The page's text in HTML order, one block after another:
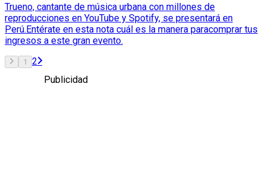
Trueno, cantante de música urbana con millones de
reproducciones en YouTube y Spotify, se presentará en
Perú.Entérate en esta nota cuál es la manera paracomprar tus
ingresos a este gran evento.
1
2
Publicidad